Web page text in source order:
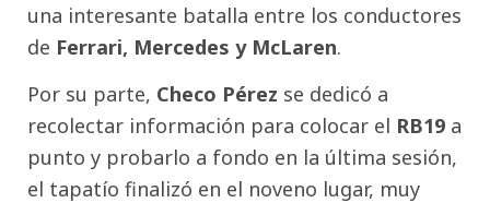
una interesante batalla entre los conductores
de Ferrari, Mercedes y McLaren.
Por su parte, Checo Pérez se dedicó a
recolectar información para colocar el RB19 a
punto y probarlo a fondo en la última sesión,
el tapatío finalizó en el noveno lugar, muy